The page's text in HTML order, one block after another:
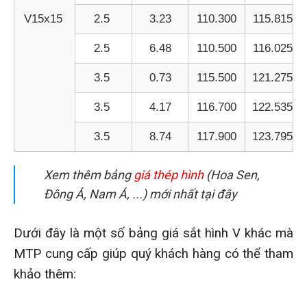
V15x15 2.5 3.23 110.300 115.815
2.5 6.48 110.500 116.025
3.5 0.73 115.500 121.275
3.5 4.17 116.700 122.535
3.5 8.74 117.900 123.795
Xem thêm bảnggiá thép hình(Hoa Sen,
Đông Á, Nam Á, ...) mới nhất tại đây
Dưới đây là một số bảng giá sắt hình V khác mà
MTP cung cấp giúp quý khách hàng có thể tham
khảo thêm: